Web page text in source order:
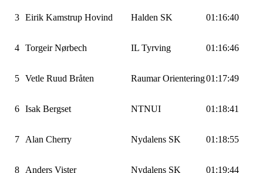
3 Eirik Kamstrup Hovind Halden SK 01:16:40
4 Torgeir Nørbech IL Tyrving 01:16:46
5 Vetle Ruud Bråten Raumar Orientering01:17:49
6 Isak Bergset NTNUI 01:18:41
7 Alan Cherry Nydalens SK 01:18:55
8 Anders Vister Nydalens SK 01:19:44